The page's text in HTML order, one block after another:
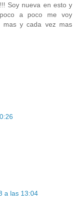
Soy nueva en esto y
a poco me voy
mas y cada vez mas
a las 13:04